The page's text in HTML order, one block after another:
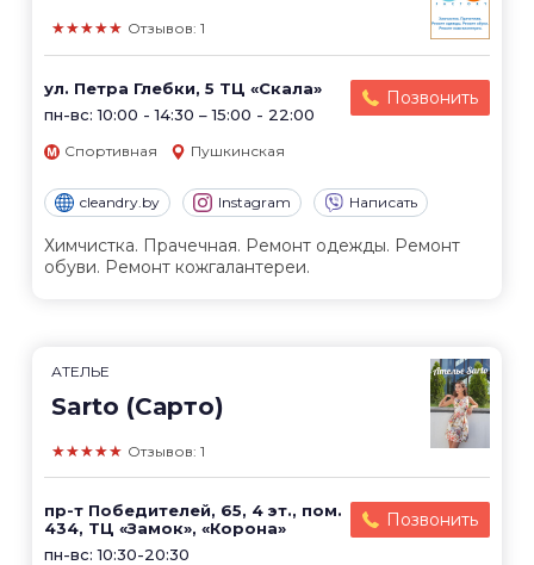
★★★★★ Отзывов: 1
ул. Петра Глебки, 5 ТЦ «Скала»
пн-вс: 10:00 - 14:30 – 15:00 - 22:00
Позвонить
Спортивная Пушкинская
cleandry.by Instagram Написать
Химчистка. Прачечная. Ремонт одежды. Ремонт
обуви. Ремонт кожгалантереи.
АТЕЛЬЕ
Sarto (Сарто)
★★★★★ Отзывов: 1
пр-т Победителей, 65, 4 эт., пом.
434, ТЦ «Замок», «Корона»
пн-вс: 10:30-20:30
Позвонить